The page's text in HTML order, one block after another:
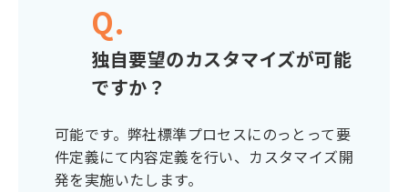
Q.
独自要望のカスタマイズが可能
ですか？
可能です。弊社標準プロセスにのっとって要
件定義にて内容定義を行い、カスタマイズ開
発を実施いたします。